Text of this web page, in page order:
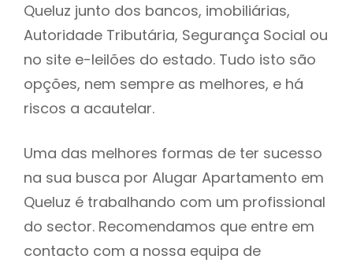
Queluz junto dos bancos, imobiliárias,
Autoridade Tributária, Segurança Social ou
no site e-leilões do estado. Tudo isto são
opções, nem sempre as melhores, e há
riscos a acautelar.
Uma das melhores formas de ter sucesso
na sua busca por Alugar Apartamento em
Queluz é trabalhando com um profissional
do sector. Recomendamos que entre em
contacto com a nossa equipa de